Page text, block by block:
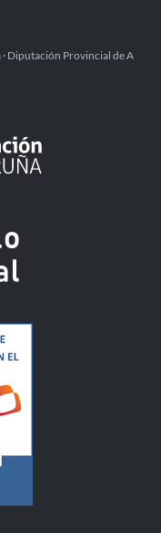
Diputación Provincial de A